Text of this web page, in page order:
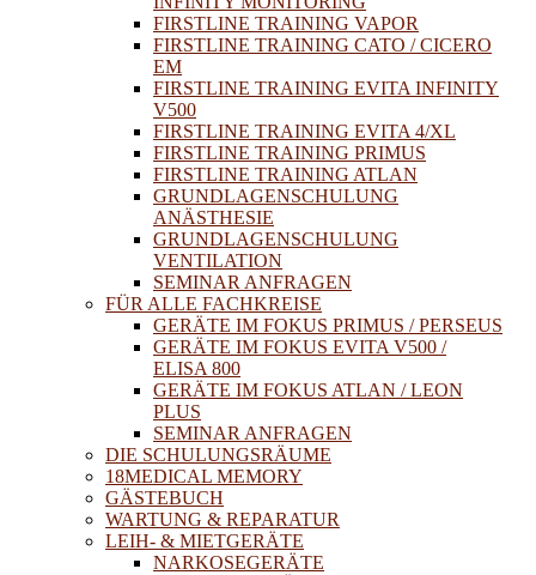
FIRSTLINE TRAINING VAPOR
FIRSTLINE TRAINING CATO / CICERO
EM
FIRSTLINE TRAINING EVITA INFINITY
V500
FIRSTLINE TRAINING EVITA 4/XL
FIRSTLINE TRAINING PRIMUS
FIRSTLINE TRAINING ATLAN
GRUNDLAGENSCHULUNG
ANÄSTHESIE
GRUNDLAGENSCHULUNG
VENTILATION
SEMINAR ANFRAGEN
FÜR ALLE FACHKREISE
GERÄTE IM FOKUS PRIMUS / PERSEUS
GERÄTE IM FOKUS EVITA V500 /
ELISA 800
GERÄTE IM FOKUS ATLAN / LEON
PLUS
SEMINAR ANFRAGEN
DIE SCHULUNGSRÄUME
18MEDICAL MEMORY
GÄSTEBUCH
WARTUNG & REPARATUR
LEIH- & MIETGERÄTE
NARKOSEGERÄTE